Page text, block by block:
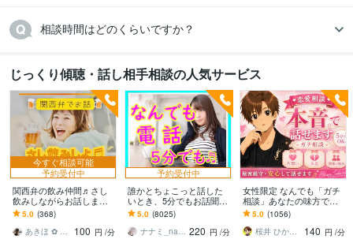
相談時間はどのくらいですか？
じっくり傾聴・話し相手相談の人気サービス
今すぐ相談可能
予約受付中
関西弁の飲み仲間♬さし
飲みしながらお話します
何となく話したい✨酔った
時のいい気分のまま⭐︎お話
しましょう
5.0 (368)
あきほ ✿ 元気を届ける関西女子✨
100 円 /分
予約受付中
誰かとちょこっと話した
いとき、5分でもお話聞き
ます 疲れた～、でもカウ
ンセリングじゃない、な
んとなく雑談聞いて～
5.0 (8025)
ナナミ_nanami 220 円 /分
女性限定 なんでも「ガチ
相談」あなたの味方で話
ます 男性目線で、あなた
の恋の“答え”を言葉にしま
す。
5.0 (1056)
桜井 ひかる｜経験豊富の恋愛相談室
140 円 /分